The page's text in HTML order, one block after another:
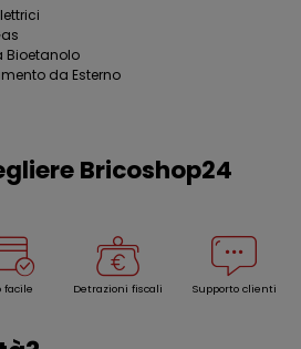
Bioetanolo
da Esterno
Bricoshop24
facile Detrazioni fiscali Supporto clienti